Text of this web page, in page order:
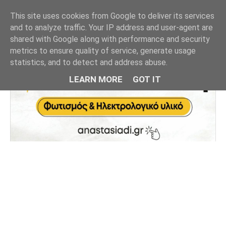
This site uses cookies from Google to deliver its services
and to analyze traffic. Your IP address and user-agent are
shared with Google along with performance and security
metrics to ensure quality of service, generate usage
statistics, and to detect and address abuse.
LEARN MORE GOT IT